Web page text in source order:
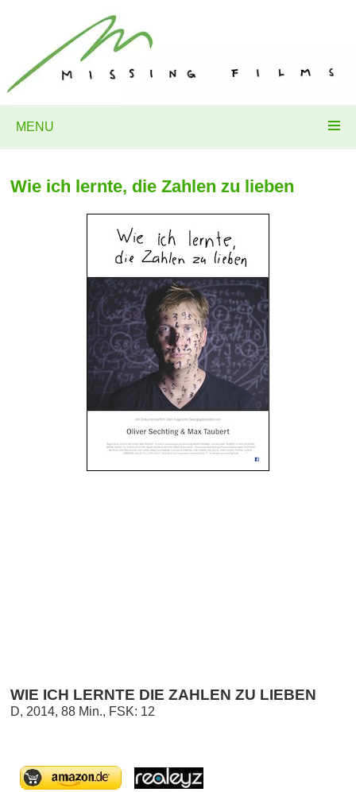
MENU
Wie ich lernte, die Zahlen zu lieben
WIE ICH LERNTE DIE ZAHLEN ZU LIEBEN
D, 2014, 88 Min., FSK: 12